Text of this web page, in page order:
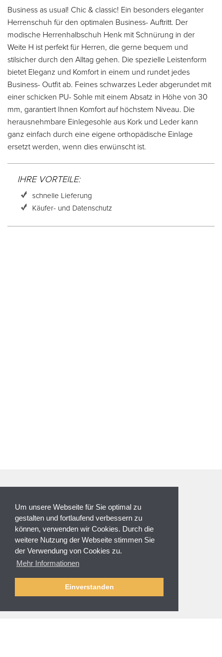
Um unsere Webseite für Sie optimal zu
gestalten und fortlaufend verbessern zu
können, verwenden wir Cookies. Durch die
weitere Nutzung der Webseite stimmen Sie
der Verwendung von Cookies zu.
Mehr Informationen
Einverstanden
Business as usual! Chic & classic! Ein besonders eleganter
Herrenschuh für den optimalen Business- Auftritt. Der
modische Herrenhalbschuh Henk mit Schnürung in der
Weite H ist perfekt für Herren, die gerne bequem und
stilsicher durch den Alltag gehen. Die spezielle Leistenform
bietet Eleganz und Komfort in einem und rundet jedes
Business- Outfit ab. Feines schwarzes Leder abgerundet mit
einer schicken PU- Sohle mit einem Absatz in Höhe von 30
mm, garantiert Ihnen Komfort auf höchstem Niveau. Die
herausnehmbare Einlegesohle aus Kork und Leder kann
ganz einfach durch eine eigene orthopädische Einlage
ersetzt werden, wenn dies erwünscht ist.
IHRE VORTEILE:
schnelle Lieferung
Käufer- und Datenschutz
NEWSLETTER